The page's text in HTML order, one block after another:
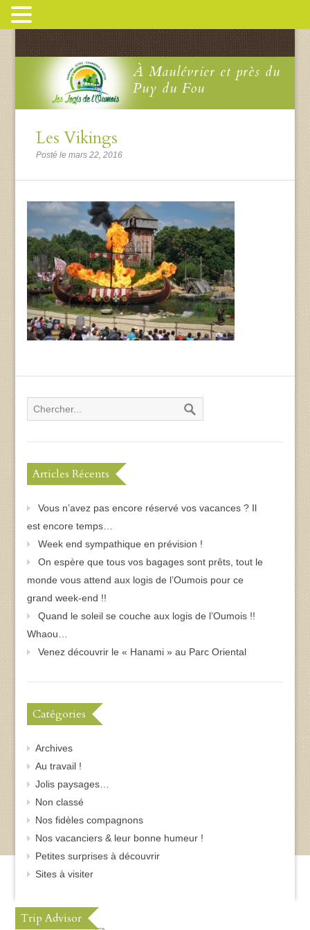
À Maulévrier et près du
Puy du Fou
Les Vikings
Posté le mars 22, 2016
Articles Récents
Vous n’avez pas encore réservé vos vacances ? Il
est encore temps…
Week end sympathique en prévision !
On espère que tous vos bagages sont prêts, tout le
monde vous attend aux logis de l’Oumois pour ce
grand week-end !!
Quand le soleil se couche aux logis de l’Oumois !!
Whaou…
Venez découvrir le « Hanami » au Parc Oriental
Catégories
Archives
Au travail !
Jolis paysages…
Non classé
Nos fidèles compagnons
Nos vacanciers & leur bonne humeur !
Petites surprises à découvrir
Sites à visiter
Trip Advisor